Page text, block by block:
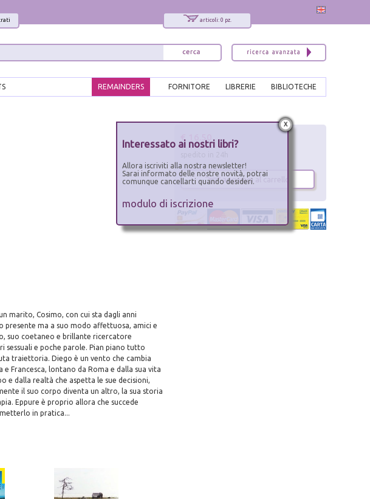
articoli: 0 pz.
BIBLIOTECHE
LIBRERIE
FORNITORE
REMAINDERS
marito, Cosimo, con cui sta dagli anni
ma a suo modo affettuosa, amici e
suo coetaneo e brillante ricercatore
sessuali e poche parole. Pian piano tutto
traiettoria. Diego è un vento che cambia
Francesca, lontano da Roma e dalla sua vita
e dalla realtà che aspetta le sue decisioni,
il suo corpo diventa un altro, la sua storia
Eppure è proprio allora che succede
metterlo in pratica...
€ 16.50
aggiungi al carrello
x
Interessato ai nostri libri?
Allora iscriviti alla nostra newsletter!
Sarai informato delle nostre novità, potrai
comunque cancellarti quando desideri.
modulo di iscrizione